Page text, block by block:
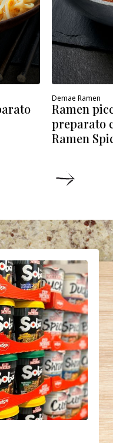
Demae Ramen
Ramen
preparato
Ramen